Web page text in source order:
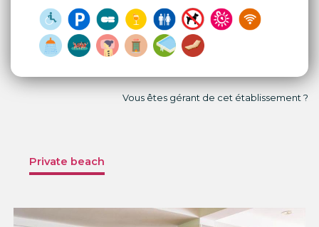
Vous êtes gérant de cet établissement ?
Private beach